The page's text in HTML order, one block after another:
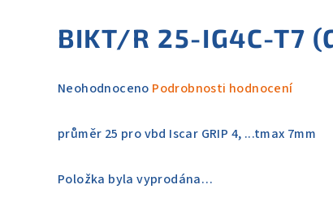
BIKT/R 25-IG4C-T7
Průměrné
produktu
je
z
Neohodnoceno Podrobnosti hodnocení
průměr 25 pro vbd Iscar GRIP 4, ...tmax 7mm
Položka byla vyprodána…